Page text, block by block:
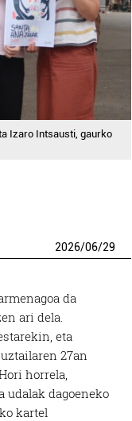
Izaro Intsausti, gaurko
2026/06/29
da
ari dela.
eta
27an
horrela,
udalak dagoeneko
kartel